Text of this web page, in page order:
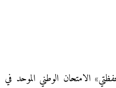
الامتحان الوطني الموحد في